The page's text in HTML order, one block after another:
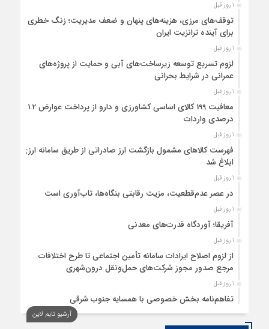
1 روز قبل
توقف‌های مرزی، هزینه‌های پنهان و ضعف مدیریت؛ زنگ خطری
برای آینده ترانزیت ایران
1 روز قبل
لزوم تسریع توسعه زیرساخت‌های آبی و حمایت از پروژه‌های
عمرانی در شرایط بحرانی
1 روز قبل
معافیت 199 کالای اساسی کشاورزی و دارو از پرداخت عوارض 1.2
درصدی واردات
1 روز قبل
فهرست کالاهای مشمول بازگشت ارز صادراتی از طریق سامانه ارزی
ابلاغ شد
1 روز قبل
در عصر عدم‌قطعیت، مزیت رقابتی بنگاه‌ها، تاب‌آوری است
1 روز قبل
آفریقا؛ آوردگاه قدرت‌های معدنی
1 روز قبل
از لزوم اصلاح ایرادات سامانه تأمین اجتماعی تا طرح اختلافات
مرجع صدور مجوز شرکت‌های حمل‌ونقل درون‌شهری
1 روز قبل
تفاهم‌نامه بخش خصوصی با همسایه جنوب شرقی
1 روز قبل آرشیو تایم لاین